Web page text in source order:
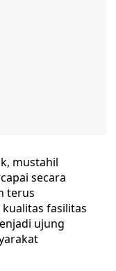
mustahil
secara
terus
fasilitas
ujung